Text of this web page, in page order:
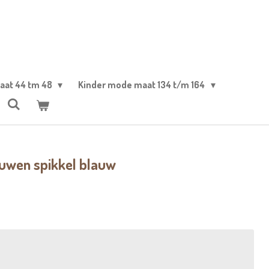
44 tm 48 Kinder mode maat 134 t/m 164
spikkel blauw